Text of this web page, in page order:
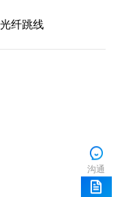
纤跳线
沟通